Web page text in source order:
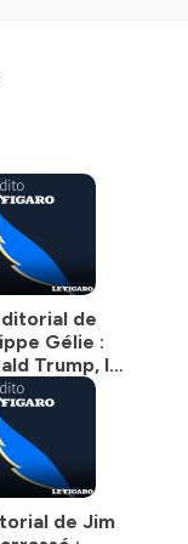
de
Gélie :
Trump, le
fatigué »
de Jim